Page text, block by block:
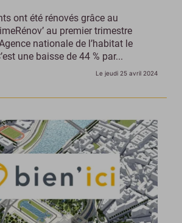
ont été rénovés grâce au
au premier trimestre
nationale de l’habitat le
une baisse de 44 % par...
Le jeudi 25 avril 2024